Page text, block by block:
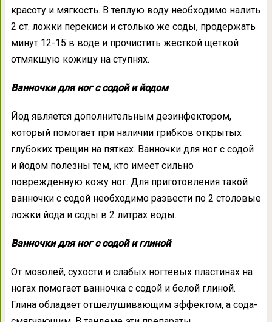
красоту и мягкость. В теплую воду необходимо налить
2 ст. ложки перекиси и столько же соды, продержать
минут 12-15 в воде и прочистить жесткой щеткой
отмякшую кожицу на ступнях.
Ванночки для ног с содой и йодом
Йод является дополнительным дезинфектором,
который помогает при наличии грибков открытых
глубоких трещин на пятках. Ванночки для ног с содой
и йодом полезны тем, кто имеет сильно
поврежденную кожу ног. Для приготовления такой
ванночки с содой необходимо развести по 2 столовые
ложки йода и соды в 2 литрах воды.
Ванночки для ног с содой и глиной
От мозолей, сухости и слабых ногтевых пластинах на
ногах помогает ванночка с содой и белой глиной.
Глина обладает отшелушивающим эффектом, а сода-